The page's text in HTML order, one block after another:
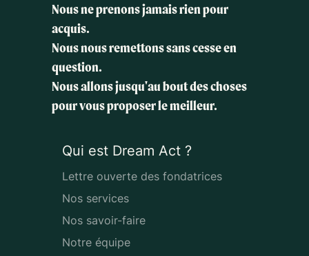
Nous ne prenons jamais rien pour
acquis.
Nous nous remettons sans cesse en
question.
Nous allons jusqu'au bout des choses
pour vous proposer le meilleur.
Qui est Dream Act ?
Lettre ouverte des fondatrices
Nos services
Nos savoir-faire
Notre équipe